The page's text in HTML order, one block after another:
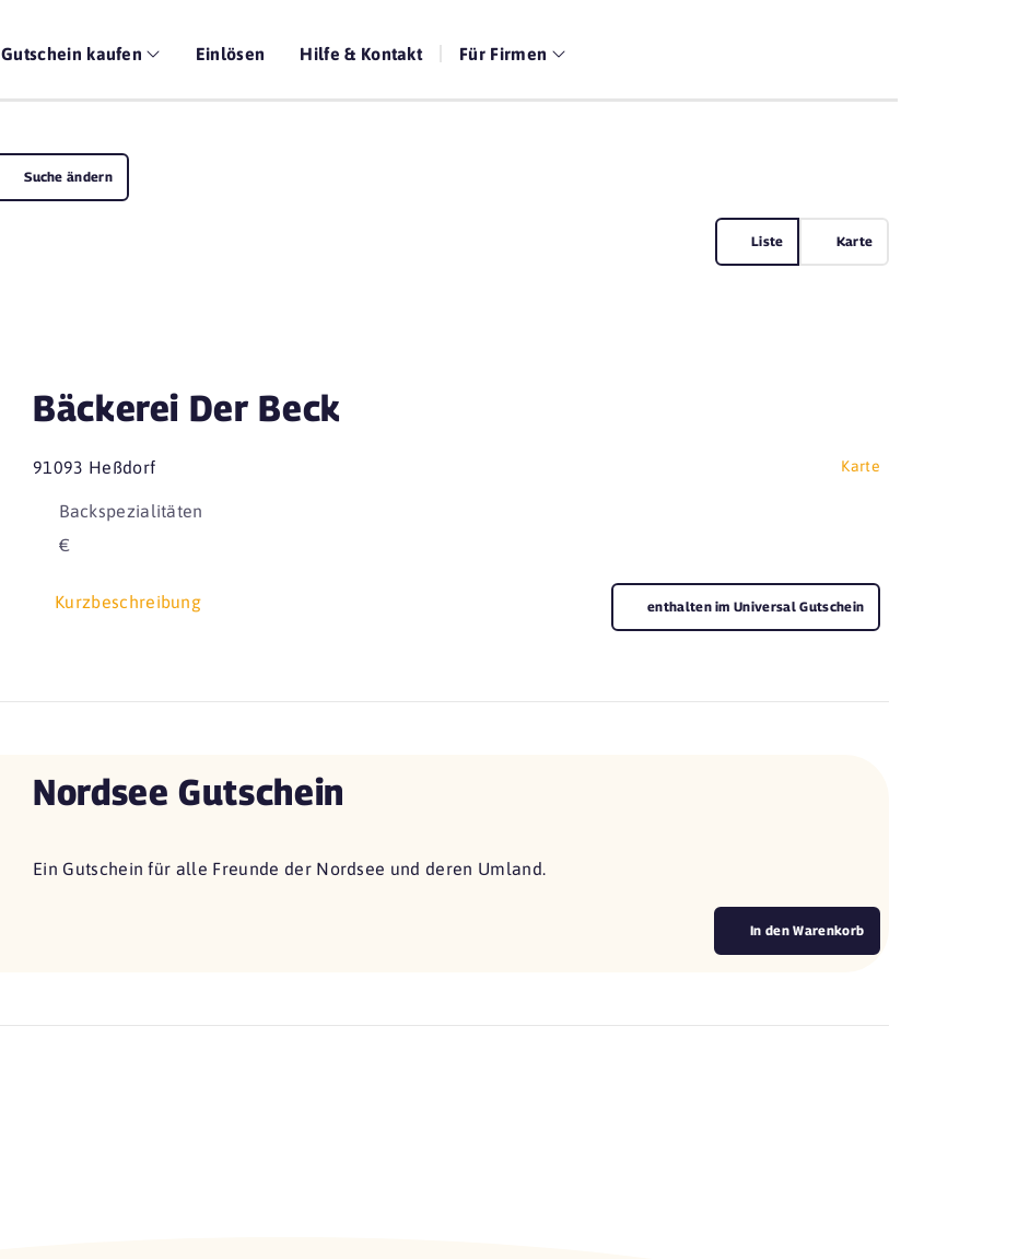
Gutschein kaufen Einlösen Hilfe & Kontakt Für Firmen
Suche ändern
Liste Karte
Bäckerei Der Beck
91093 Heßdorf Karte
Backspezialitäten
€
Kurzbeschreibung enthalten im Universal Gutschein
Nordsee Gutschein
Ein Gutschein für alle Freunde der Nordsee und deren Umland.
In den Warenkorb